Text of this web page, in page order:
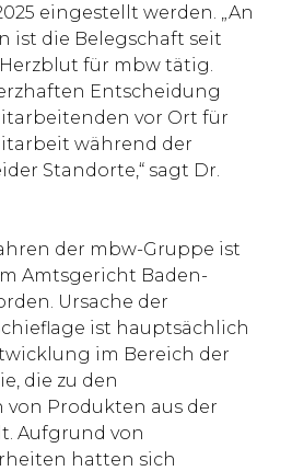
eingestellt werden. „An
ist die Belegschaft seit
für mbw tätig.
Entscheidung
vor Ort für
während der
Standorte,“ sagt Dr.
der mbw-Gruppe ist
Amtsgericht Baden-
Ursache der
ist hauptsächlich
im Bereich der
die zu den
Produkten aus der
Aufgrund von
hatten sich